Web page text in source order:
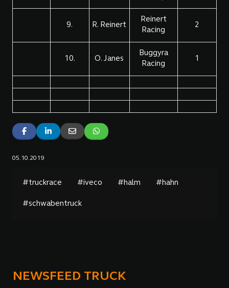
9. R. Reinert
Reinert
Racing
2
10. O. Janes
Buggyra
Racing
1
05.10.2019
#truckrace #iveco #halm #hahn
#schwabentruck
NEWSFEED TRUCK